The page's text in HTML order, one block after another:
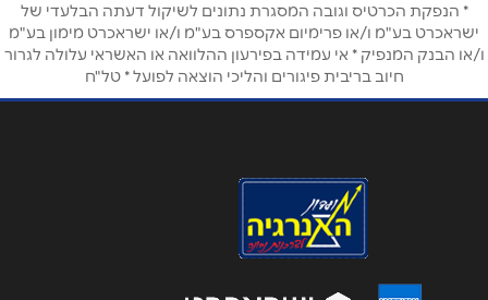
אימייל*
*
* הנפקת הכרטיס וגובה המסגרת נתונים לשיקול דעתה הבלעדי של
ישראכרט בע"מ ו/או פרימיום אקספרס בע"מ ו/או ישראכרט מימון בע"מ
ו/או הבנק המנפיק * אי עמידה בפירעון ההלוואה או האשראי עלולה לגרור
חיוב בריבית פיגורים והליכי הוצאה לפועל * טל"ח